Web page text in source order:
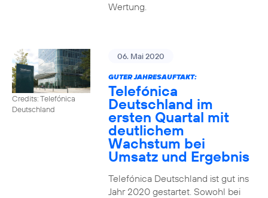
Wertung.
Credits: Telefónica
Deutschland
06. Mai 2020
GUTER JAHRESAUFTAKT:
Telefónica
Deutschland im
ersten Quartal mit
deutlichem
Wachstum bei
Umsatz und Ergebnis
Telefónica Deutschland ist gut ins
Jahr 2020 gestartet. Sowohl bei